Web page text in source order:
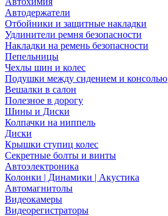
Автодержатели
Отбойники и защитные накладки
Удлинители ремня безопасности
Накладки на ремень безопасности
Пепельницы
Чехлы шин и колес
Подушки между сидением и консолью
Вешалки в салон
Полезное в дорогу
Шины и Диски
Колпачки на ниппель
Диски
Крышки ступиц колес
Секретные болты и винты
Автоэлектроника
Колонки | Динамики | Акустика
Автомагнитолы
Видеокамеры
Видеорегистраторы